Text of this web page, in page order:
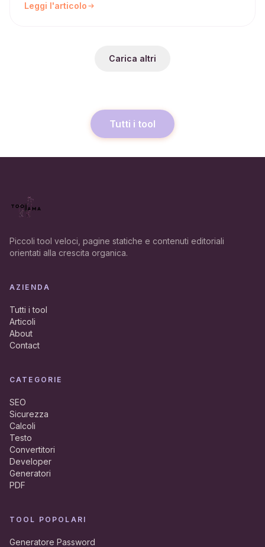
Leggi l'articolo
Carica altri
Tutti i tool
Piccoli tool veloci, pagine statiche e contenuti editoriali
orientati alla crescita organica.
AZIENDA
Tutti i tool
Articoli
About
Contact
CATEGORIE
SEO
Sicurezza
Calcoli
Testo
Convertitori
Developer
Generatori
PDF
TOOL POPOLARI
Generatore Password